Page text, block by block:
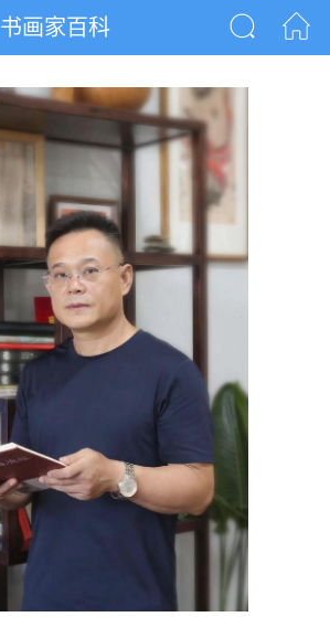
书画家百科